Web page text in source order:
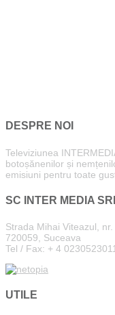
DESPRE NOI
Televiziunea
botoșănenilor și
emisiuni pentru toate
SC INTER MEDIA
Strada Mihai Viteazul, nr.
720059, Suceava
Tel / Fax: + 4 0230523011
UTILE